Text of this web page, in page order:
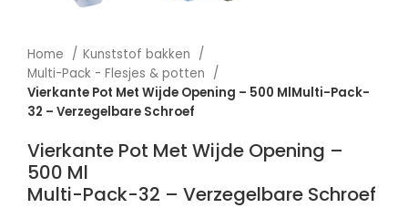
Home
Kunststof bakken
Multi-Pack - Flesjes & potten
Vierkante Pot Met Wijde Opening – 500 MlMulti-Pack-
32 – Verzegelbare Schroef
Vierkante Pot Met Wijde Opening –
500 Ml
Multi-Pack-32 – Verzegelbare Schroef